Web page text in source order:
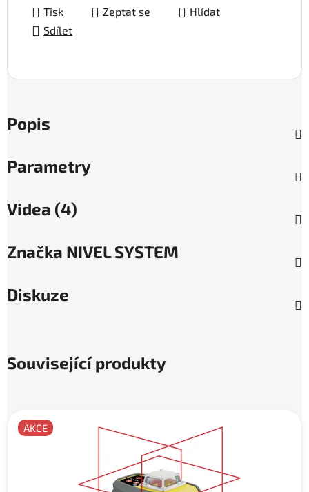
Tisk Zeptat se
Hlídat
Sdílet
Popis
Parametry
Videa (4)
Značka NIVEL SYSTEM
Diskuze
Související produkty
AKCE